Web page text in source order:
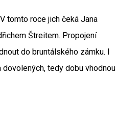
tomto roce jich čeká Jana
Štreitem. Propojení
do bruntálského zámku. I
tedy dobu vhodnou